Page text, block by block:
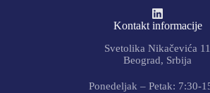
Kontakt informacije
Svetolika Nikačevića 11
Beograd, Srbija
Ponedeljak – Petak: 7:30-